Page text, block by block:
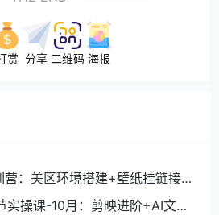
赏 分享 二维码 海报
：美区环境搭建+壁纸挂链接
万
实操课-10月：剪映进阶+AI文案